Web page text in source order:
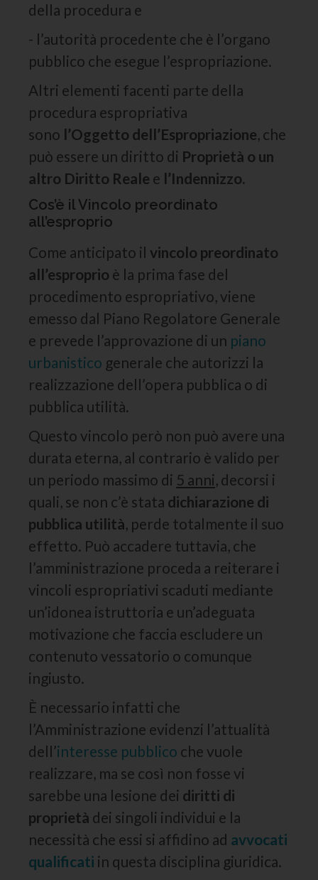
della procedura e
- l’autorità procedente che è l’organo
pubblico che esegue l’espropriazione.
Altri elementi facenti parte della
procedura espropriativa
sono l’Oggetto dell’Espropriazione, che
può essere un diritto di Proprietà o un
altro Diritto Reale e l’Indennizzo.
Cos’è il Vincolo preordinato
all’esproprio
Come anticipato il vincolo preordinato
all’esproprio è la prima fase del
procedimento espropriativo, viene
emesso dal Piano Regolatore Generale
e prevede l’approvazione di un piano
urbanistico generale che autorizzi la
realizzazione dell’opera pubblica o di
pubblica utilità.
Questo vincolo però non può avere una
durata eterna, al contrario è valido per
un periodo massimo di 5 anni, decorsi i
quali, se non c’è stata dichiarazione di
pubblica utilità, perde totalmente il suo
effetto. Può accadere tuttavia, che
l’amministrazione proceda a reiterare i
vincoli espropriativi scaduti mediante
un’idonea istruttoria e un’adeguata
motivazione che faccia escludere un
contenuto vessatorio o comunque
ingiusto.
È necessario infatti che
l’Amministrazione evidenzi l’attualità
dell’interesse pubblico che vuole
realizzare, ma se così non fosse vi
sarebbe una lesione dei diritti di
proprietà dei singoli individui e la
necessità che essi si affidino ad avvocati
qualificati in questa disciplina giuridica.